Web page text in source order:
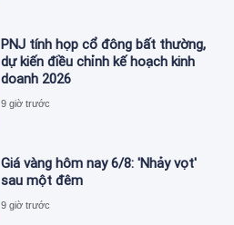
PNJ tính họp cổ đông bất thường,
dự kiến điều chỉnh kế hoạch kinh
doanh 2026
9 giờ trước
Giá vàng hôm nay 6/8: 'Nhảy vọt'
sau một đêm
9 giờ trước